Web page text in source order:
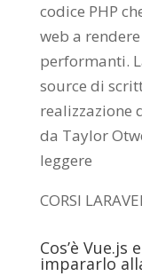
codice PHP
web a
performanti.
source di
realizzazione
da Taylor
leggere
CORSI
Cos’è
impararlo